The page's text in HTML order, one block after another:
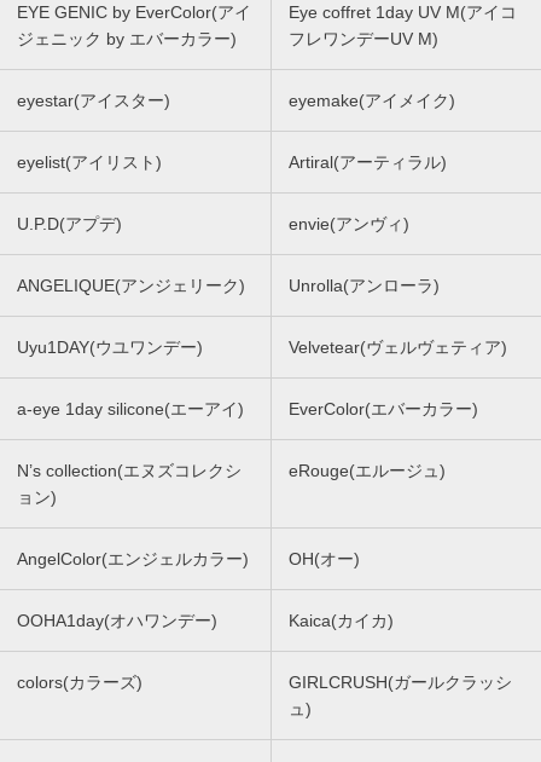
EYE GENIC by EverColor(アイ
ジェニック by エバーカラー)
Eye coffret 1day UV M(アイコ
フレワンデーUV M)
eyestar(アイスター) eyemake(アイメイク)
eyelist(アイリスト) Artiral(アーティラル)
U.P.D(アプデ) envie(アンヴィ)
ANGELIQUE(アンジェリーク) Unrolla(アンローラ)
Uyu1DAY(ウユワンデー) Velvetear(ヴェルヴェティア)
a-eye 1day silicone(エーアイ) EverColor(エバーカラー)
N’s collection(エヌズコレクシ
ョン)
eRouge(エルージュ)
AngelColor(エンジェルカラー) OH(オー)
OOHA1day(オハワンデー) Kaica(カイカ)
colors(カラーズ)
GIRLCRUSH(ガールクラッシ
ュ)